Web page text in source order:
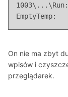
EmptyTemp:
On nie ma zbyt
wpisów i
przeglądarek.